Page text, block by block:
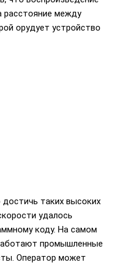
расстояние между
орудует устройство
таких высоких
удалось
коду. На самом
промышленные
Оператор может